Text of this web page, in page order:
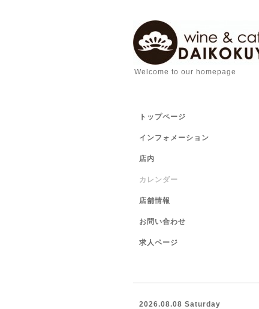
Welcome to our homepage
トップページ
インフォメーション
店内
カレンダー
店舗情報
お問い合わせ
求人ページ
2026.08.08 Saturday